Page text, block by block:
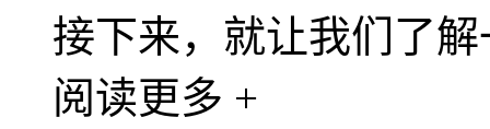
接下来，就让我们了
阅读更多 +